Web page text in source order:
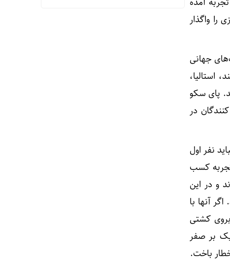
را واگذار
بود و از ۴۷ کشور در رقابت‌های جهانی
استالیا،
پای سکو
در
نفر اول
کسب
و در این
آنها با
کشتی
یک بر صفر